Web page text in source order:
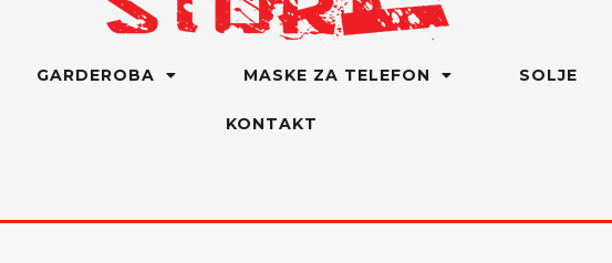
GARDEROBA MASKE ZA TELEFON SOLJE
KONTAKT